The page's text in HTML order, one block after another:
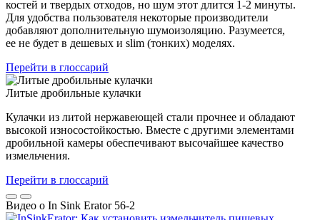
костей и твердых отходов, но шум этот длится 1-2 минуты.
Для удобства пользователя некоторые производители
добавляют дополнительную шумоизоляцию. Разумеется,
ее не будет в дешевых и slim (тонких) моделях.
Перейти в глоссарий
Литые дробильные кулачки
Кулачки из литой нержавеющей стали прочнее и обладают
высокой износостойкостью. Вместе с другими элементами
дробильной камеры обеспечивают высочайшее качество
измельчения.
Перейти в глоссарий
Видео о In Sink Erator 56-2